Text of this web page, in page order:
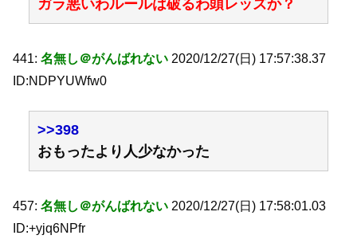
ガラ悪いわルールは破るわ頭レッズか？
441: 名無し＠がんばれない 2020/12/27(日) 17:57:38.37
ID:NDPYUWfw0
>>398
おもったより人少なかった
457: 名無し＠がんばれない 2020/12/27(日) 17:58:01.03
ID:+yjq6NPfr